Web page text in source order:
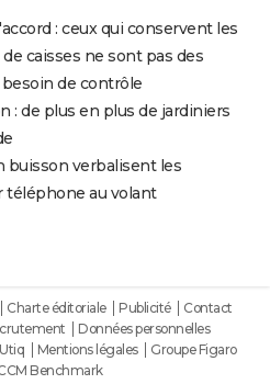
: ceux qui conservent les
caisses ne sont pas des
de contrôle
: de plus en plus de jardiniers
buisson verbalisent les
téléphone au volant
Charte éditoriale Publicité
Contact
Données personnelles
Mentions légales
Groupe Figaro
Benchmark